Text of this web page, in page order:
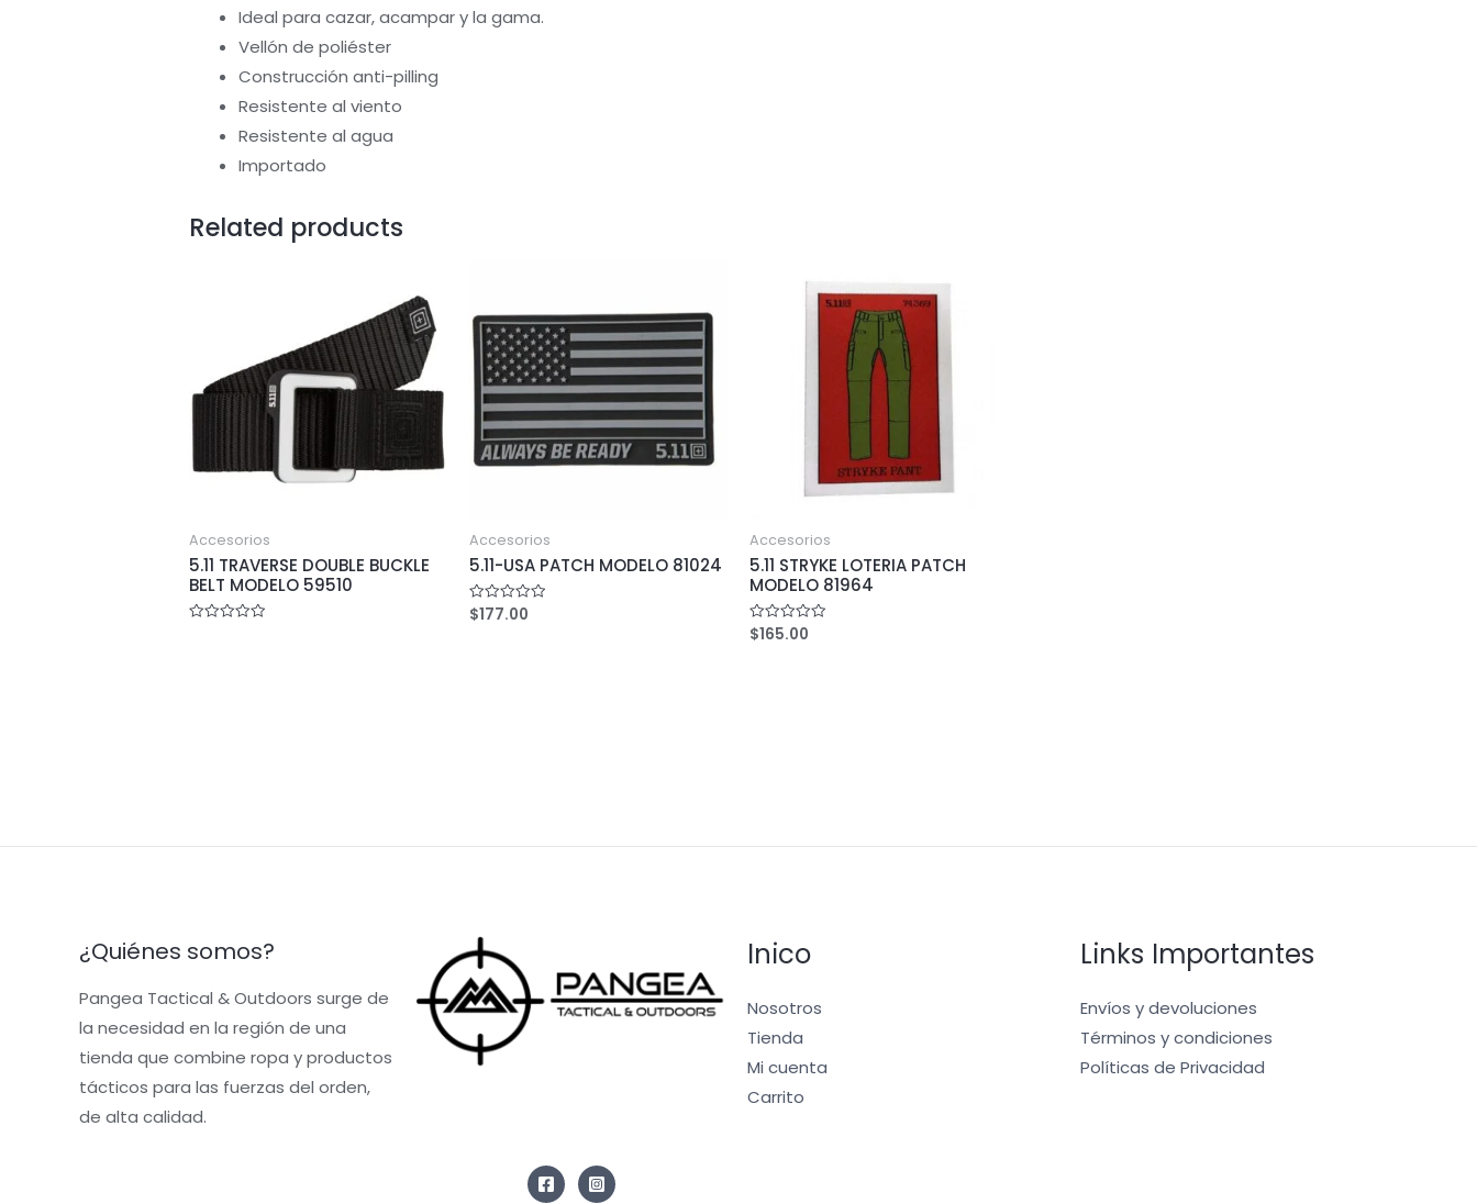
Ideal para cazar, acampar y la gama.
Vellón de poliéster
Construcción anti-pilling
Resistente al viento
Resistente al agua
Importado
Related products
Accesorios
5.11 TRAVERSE DOUBLE BUCKLE
BELT MODELO 59510
Accesorios
5.11-USA PATCH MODELO 81024
Rated
0
$177.00
Accesorios
5.11 STRYKE LOTERIA PATCH
MODELO 81964
Rated
0
$165.00
¿Quiénes somos?
Pangea Tactical & Outdoors surge de
la necesidad en la región de una
tienda que combine ropa y productos
tácticos para las fuerzas del orden,
de alta calidad.
Inico
Nosotros
Tienda
Mi cuenta
Carrito
Links Importantes
Envíos y devoluciones
Términos y condiciones
Políticas de Privacidad